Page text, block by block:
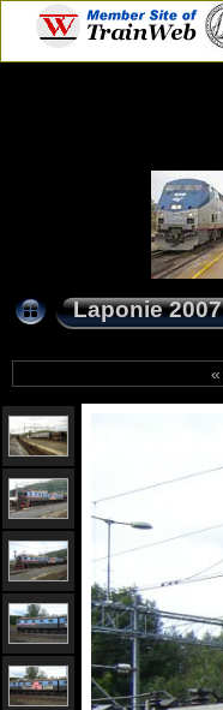
Laponie 2007
«